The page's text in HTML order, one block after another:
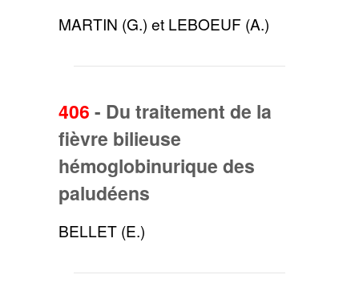
MARTIN (G.) et LEBOEUF (A.)
406 - Du traitement de la
fièvre bilieuse
hémoglobinurique des
paludéens
BELLET (E.)